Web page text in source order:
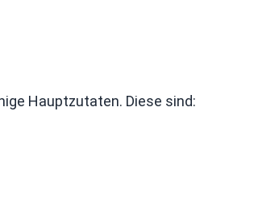
Hauptzutaten. Diese sind: